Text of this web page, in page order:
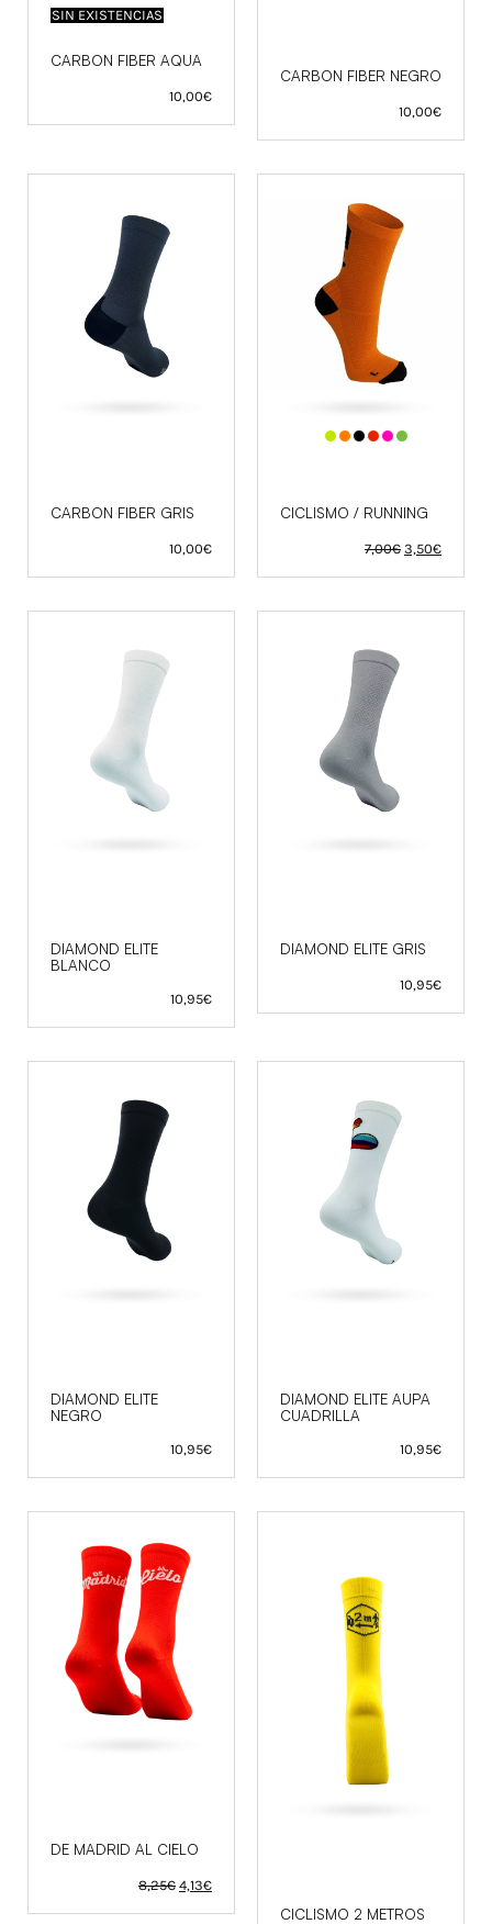
SIN EXISTENCIAS
CARBON FIBER AQUA
10,00€
CARBON FIBER NEGRO
10,00€
CARBON FIBER GRIS
10,00€
CICLISMO / RUNNING
7,00€ precio
era:
3,50€precio
es:
DIAMOND ELITE
BLANCO
10,95€
DIAMOND ELITE GRIS
10,95€
DIAMOND ELITE
NEGRO
10,95€
DIAMOND ELITE AUPA
CUADRILLA
10,95€
DE MADRID AL CIELO
8,25€ precio
era:
4,13€precio
es:
CICLISMO 2 METROS